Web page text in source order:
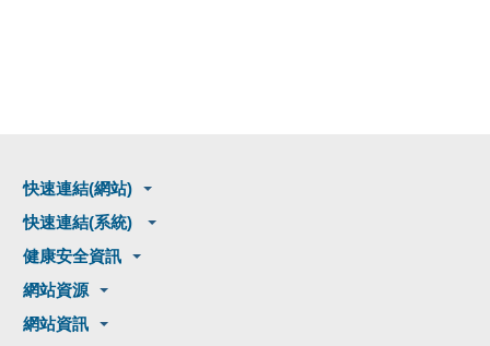
快速連結(網站)
快速連結(系統)
健康安全資訊
網站資源
網站資訊